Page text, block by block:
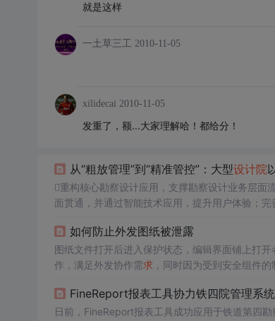
就是这样
一土草三工 2010-11-05
xilidecai 2010-11-05
发重了，额...大家理解哈！都给分！
从“粗放管理”到“精准管控”：大型设计院
重构核心勘察设计应用，支撑勘察设计业务层面
面贯通，并通过智能技术应用，提升用户体验；
“先污染再治理”，建立企业级数据架构，盘点数
系统开发落地；
如何防止外发图纸被泄露
图纸文件打开后进入保护状态，编辑界面铺上打
作，满足外发协作需求 ，同时因为受到安全组件
户的实质需求，不断加大研发投入，更新和完善产
全、机密管得住”。
FineReport报表工具协力铁四院管理系统
日前，FineReport报表工具成功应用于铁道第四勘